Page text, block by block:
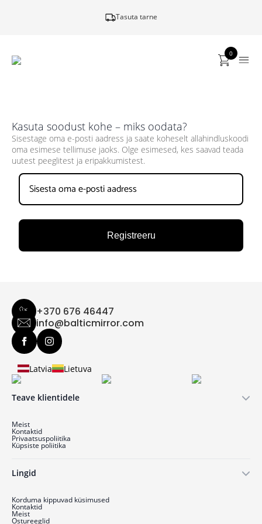
Tasuta tarne
0
Kasuta soodust kohe – miks oodata?
Sisestage oma e-posti aadress ja saate koheselt allahindluskoodi
oma esimese tellimuse jaoks. Olge esimesed, kes saavad teada
uutest peeglitest ja eripakkumistest.
Registreeru
+370 676 46447
info@balticmirror.com
Latvia Lietuva
Teave klientidele
Meist
Kontaktid
Privaatsuspoliitika
Küpsiste poliitika
Lingid
Korduma kippuvad küsimused
Kontaktid
Meist
Ostu­reeglid